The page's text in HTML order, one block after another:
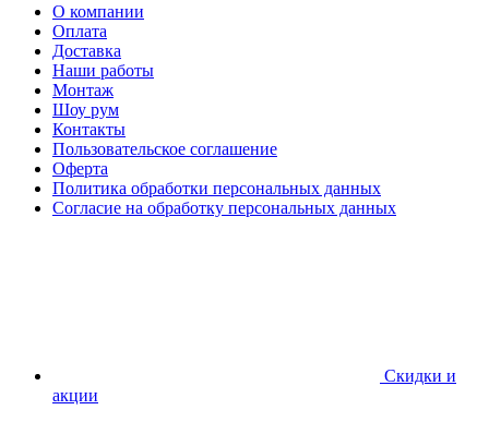
О компании
Оплата
Доставка
Наши работы
Монтаж
Шоу рум
Контакты
Пользовательское соглашение
Оферта
Политика обработки персональных данных
Согласие на обработку персональных данных
Скидки и
акции